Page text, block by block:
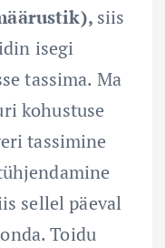
siis
isegi
tassima. Ma
kohustuse
tassimine
sellel päeval
Toidu